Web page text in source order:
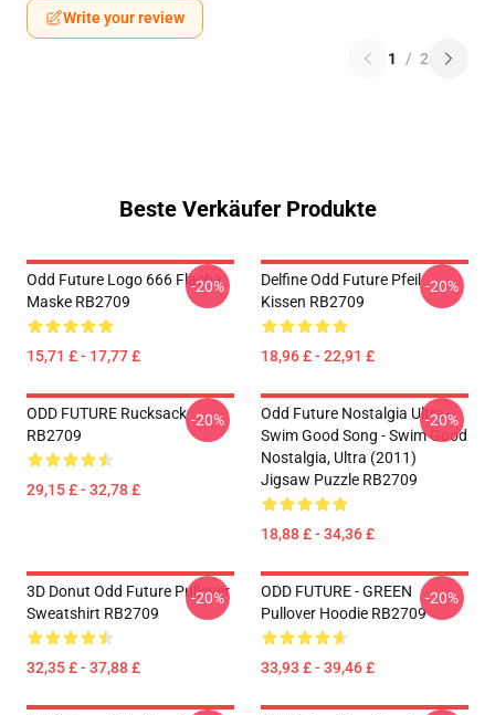
Write your review
1 / 2
Beste Verkäufer Produkte
Odd Future Logo 666 Flache
Maske RB2709
15,71 £ - 17,77 £
-20%
Delfine Odd Future Pfeil
Kissen RB2709
18,96 £ - 22,91 £
-20%
ODD FUTURE Rucksack
RB2709
29,15 £ - 32,78 £
-20%
Odd Future Nostalgia Ultra -
Swim Good Song - Swim Good
Nostalgia, Ultra (2011)
Jigsaw Puzzle RB2709
18,88 £ - 34,36 £
-20%
3D Donut Odd Future Pullover
Sweatshirt RB2709
32,35 £ - 37,88 £
-20%
ODD FUTURE - GREEN
Pullover Hoodie RB2709
33,93 £ - 39,46 £
-20%